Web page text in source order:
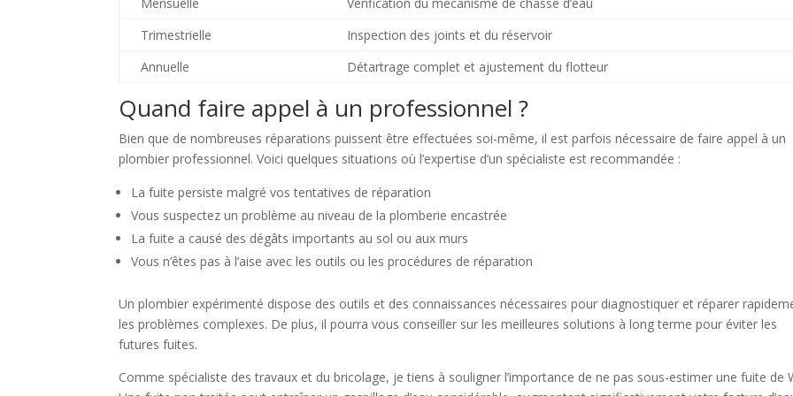
Mensuelle
Vérification du mécanisme de chasse d’eau
Trimestrielle
Inspection des joints et du réservoir
Annuelle
Détartrage complet et ajustement du flotteur
Quand faire appel à un professionnel ?
Bien que de nombreuses réparations puissent être effectuées soi-même, il est parfois nécessaire de faire appel à un
plombier professionnel. Voici quelques situations où l’expertise d’un spécialiste est recommandée :
La fuite persiste malgré vos tentatives de réparation
Vous suspectez un problème au niveau de la plomberie encastrée
La fuite a causé des dégâts importants au sol ou aux murs
Vous n’êtes pas à l’aise avec les outils ou les procédures de réparation
Un plombier expérimenté dispose des outils et des connaissances nécessaires pour diagnostiquer et réparer
les problèmes complexes. De plus, il pourra vous conseiller sur les meilleures solutions à long terme pour éviter les
futures fuites.
Comme spécialiste des travaux et du bricolage, je tiens à souligner l’importance de ne pas sous-estimer une fuite de